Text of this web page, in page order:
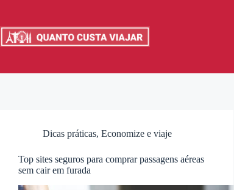
o
conteúdo
Dicas práticas, Economize e viaje
Top sites seguros para comprar passagens aéreas
sem cair em furada